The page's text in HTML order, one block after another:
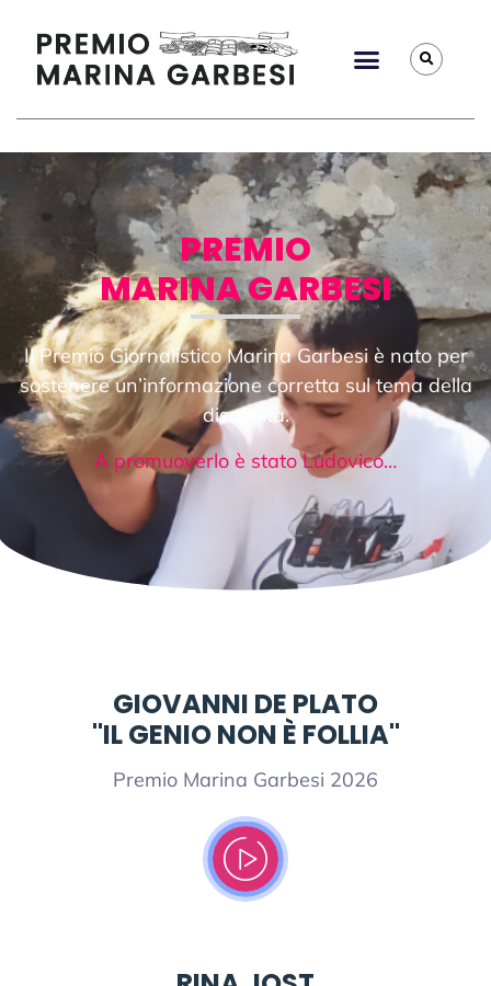
PREMIO
MARINA GARBESI
Il Premio Giornalistico Marina Garbesi è nato per
sostenere un’informazione corretta sul tema della
disabilità.
A promuoverlo è stato Ludovico…
GIOVANNI DE PLATO
"IL GENIO NON È FOLLIA"
Premio Marina Garbesi 2026